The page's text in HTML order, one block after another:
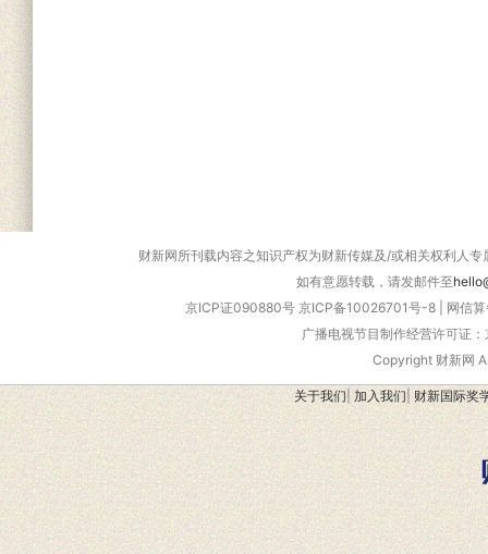
财新网所刊载内容之知识产权为财新传媒及/或相关权利人
如有意愿转载，请发邮件至
京ICP证090880号 京ICP备10026701号-8
网信
广播电视节目制作经营许可证
Copyright 财新网
关于我们 加入我们 财新国际奖